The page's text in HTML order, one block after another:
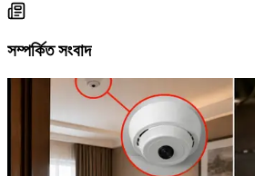
সম্পর্কিত সংবাদ